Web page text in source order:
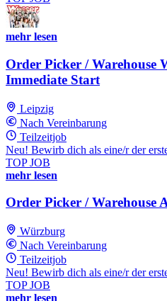
mehr lesen
Order Picker / Warehouse
Immediate Start
Leipzig
Nach Vereinbarung
Teilzeitjob
Neu! Bewirb dich als eine/r der
TOP JOB
mehr lesen
Order Picker / Warehouse
Würzburg
Nach Vereinbarung
Teilzeitjob
Neu! Bewirb dich als eine/r der
TOP JOB
mehr lesen